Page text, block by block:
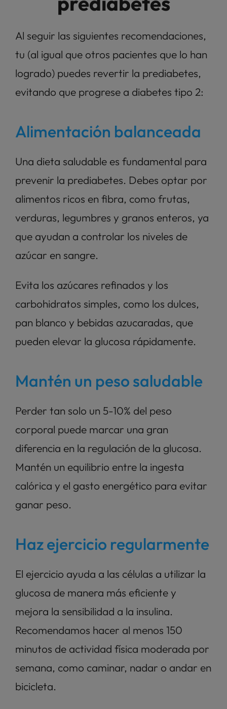
Al seguir las siguientes recomendaciones,
tu (al igual que otros pacientes que lo han
logrado) puedes revertir la prediabetes,
evitando que progrese a diabetes tipo 2:
Alimentación balanceada
Una dieta saludable es fundamental para
prevenir la prediabetes. Debes optar por
alimentos ricos en fibra, como frutas,
verduras, legumbres y granos enteros, ya
que ayudan a controlar los niveles de
azúcar en sangre.
Evita los azúcares refinados y los
carbohidratos simples, como los dulces,
pan blanco y bebidas azucaradas, que
pueden elevar la glucosa rápidamente.
Mantén un peso saludable
Perder tan solo un 5-10% del peso
corporal puede marcar una gran
diferencia en la regulación de la glucosa.
Mantén un equilibrio entre la ingesta
calórica y el gasto energético para evitar
ganar peso.
Haz ejercicio regularmente
El ejercicio ayuda a las células a utilizar la
glucosa de manera más eficiente y
mejora la sensibilidad a la insulina.
Recomendamos hacer al menos 150
minutos de actividad física moderada por
semana, como caminar, nadar o andar en
bicicleta.